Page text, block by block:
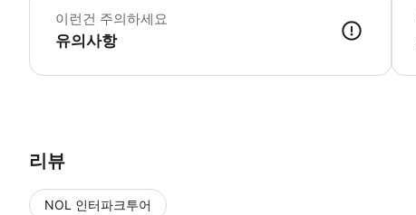
이런건 주의하세요
유의사항
리뷰
NOL 인터파크투어